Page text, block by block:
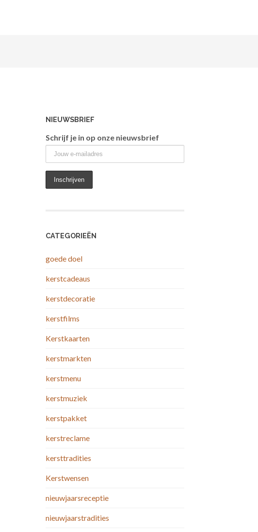
NIEUWSBRIEF
Schrijf je in op onze nieuwsbrief
CATEGORIEËN
goede doel
kerstcadeaus
kerstdecoratie
kerstfilms
Kerstkaarten
kerstmarkten
kerstmenu
kerstmuziek
kerstpakket
kerstreclame
kersttradities
Kerstwensen
nieuwjaarsreceptie
nieuwjaarstradities